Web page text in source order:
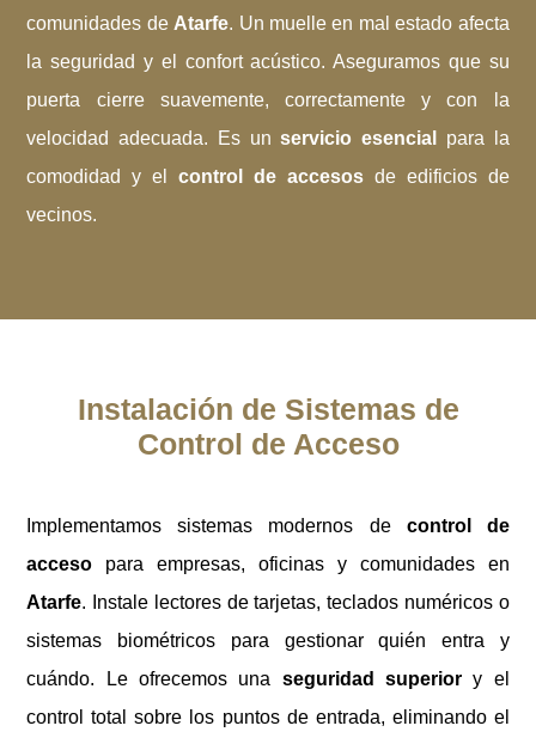
comunidades de Atarfe. Un muelle en mal estado afecta
la seguridad y el confort acústico. Aseguramos que su
puerta cierre suavemente, correctamente y con la
velocidad adecuada. Es unservicio esencial
para la
comodidad y elcontrol de accesosde edificios de
vecinos.
Instalación de Sistemas de
Control de Acceso
Implementamos sistemas modernos de control de
acceso para empresas, oficinas y comunidades en
Atarfe. Instale lectores de tarjetas, teclados numéricos o
sistemas biométricos para gestionar quién entra y
cuándo. Le ofrecemos una seguridad superiory el
control total sobre los puntos de entrada, eliminando el